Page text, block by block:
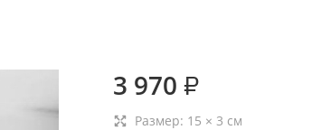
3 970 ₽
Размер: 15 × 3 см